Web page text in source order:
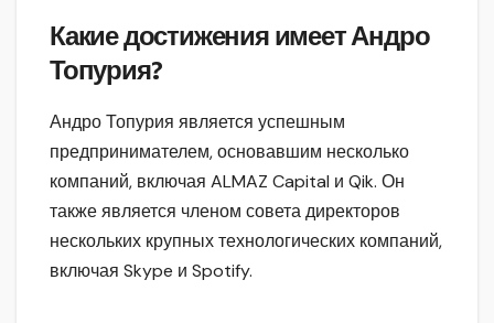
Какие достижения имеет Андро
Топурия?
Андро Топурия является успешным
предпринимателем, основавшим несколько
компаний, включая ALMAZ Capital и Qik. Он
также является членом совета директоров
нескольких крупных технологических компаний,
включая Skype и Spotify.